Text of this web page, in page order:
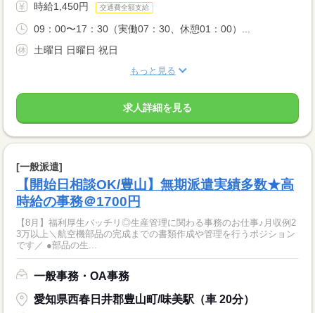
時給1,450円 交通費全額支給
09：00〜17：30（実働07：30、休憩01：00）...
土曜日 日曜日 祝日
もっと見る
求人詳細を見る
[一般派遣]
【開始日相談OK/豊山】無期派遣実績多数★高
時給の事務＠1700円
【8月】福利厚生バッチリ◎生産管理に関わる事務のお仕事♪月収例2
3万以上＼航空機部品の完成までの書類作成や管理を行うポジション
です／ ●部品の生...
一般事務・OA事務
愛知県西春日井郡豊山町/味美駅（車 20分）